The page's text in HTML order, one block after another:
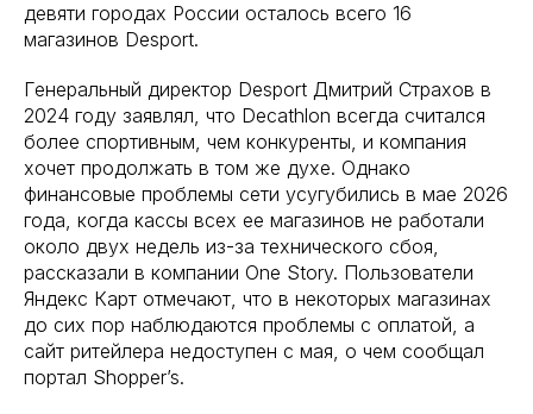
девяти городах России осталось всего 16
магазинов Desport.
Генеральный директор Desport Дмитрий Страхов в
2024 году заявлял, что Decathlon всегда считался
более спортивным, чем конкуренты, и компания
хочет продолжать в том же духе. Однако
финансовые проблемы сети усугубились в мае 2026
года, когда кассы всех ее магазинов не работали
около двух недель из-за технического сбоя,
рассказали в компании One Story. Пользователи
Яндекс Карт отмечают, что в некоторых магазинах
до сих пор наблюдаются проблемы с оплатой, а
сайт ритейлера недоступен с мая, о чем сообщал
портал Shopper’s.